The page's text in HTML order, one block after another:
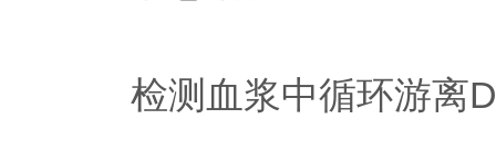
检测血浆中循环游离